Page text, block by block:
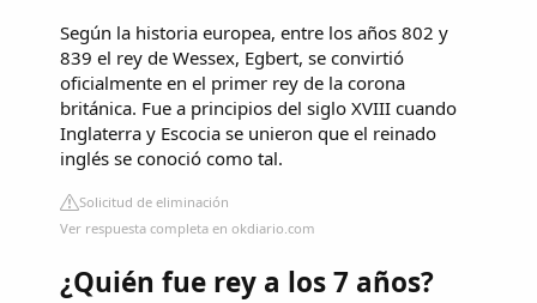
Según la historia europea, entre los años 802 y
839 el rey de Wessex, Egbert, se convirtió
oficialmente en el primer rey de la corona
británica. Fue a principios del siglo XVIII cuando
Inglaterra y Escocia se unieron que el reinado
inglés se conoció como tal.
Solicitud de eliminación
Ver respuesta completa en okdiario.com
¿Quién fue rey a los 7 años?